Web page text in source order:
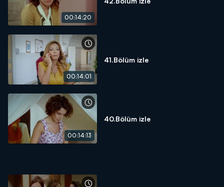
00:14:20
00:14:01
41.Bölüm izle
00:14:13
40.Bölüm izle